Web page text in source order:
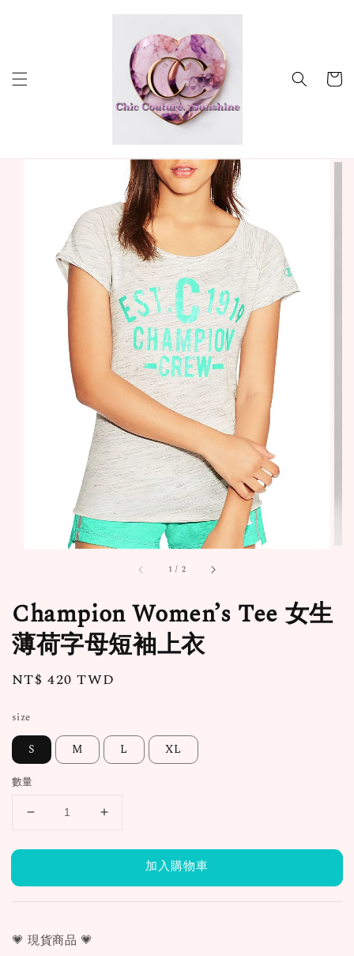
1 / 2
Champion Women’s Tee 女生
薄荷字母短袖上衣
Regular
NT$ 420 TWD
size
S M L XL
數量
加入購物車
💗 現貨商品 💗